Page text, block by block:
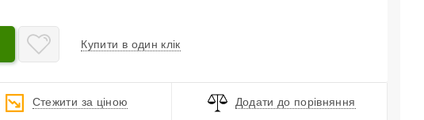
Купити в один клік
Стежити за ціною Додати до порівняння